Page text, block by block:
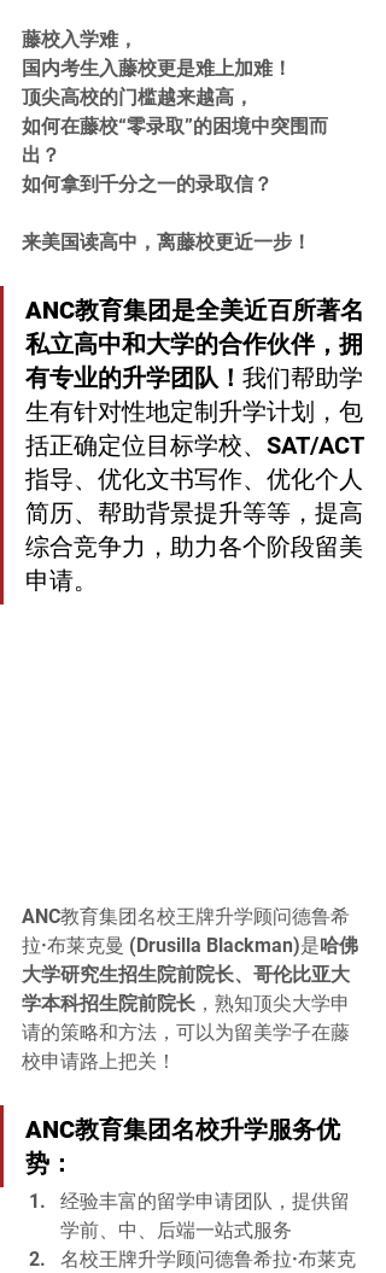
藤校入学难，
国内考生入藤校更是难上加难！
顶尖高校的门槛越来越高，
如何在藤校“零录取”的困境中突围而
出？
如何拿到千分之一的录取信？
来美国读高中，离藤校更近一步！
ANC教育集团是全美近百所著名
私立高中和大学的合作伙伴，拥
有专业的升学团队！ 我们帮助学
生有针对性地定制升学计划，包
括正确定位目标学校、SAT/ACT
指导、优化文书写作、优化个人
简历、帮助背景提升等等，提高
综合竞争力，助力各个阶段留美
申请。
ANC教育集团名校王牌升学顾问德鲁希
拉·布莱克曼 (Drusilla Blackman)是哈佛
大学研究生招生院前院长、哥伦比亚大
学本科招生院前院长 ，熟知顶尖大学申
请的策略和方法，可以为留美学子在藤
校申请路上把关！
ANC教育集团名校升学服务优
势：
经验丰富的留学申请团队，提供留
学前、中、后端一站式服务
名校王牌升学顾问德鲁希拉·布莱克